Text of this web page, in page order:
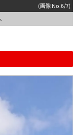
(画像 No.6/7)